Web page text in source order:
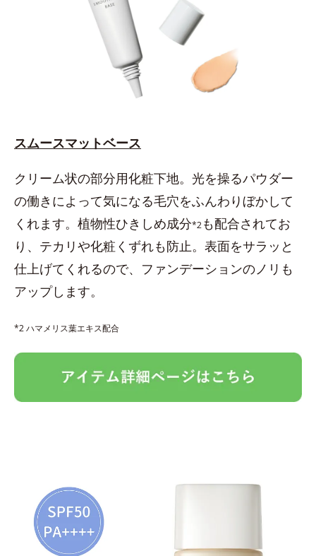
スムースマットベース
クリーム状の部分用化粧下地。光を操るパウダー
の働きによって気になる毛穴をふんわりぼかして
くれます。植物性ひきしめ成分*2も配合されてお
り、テカリや化粧くずれも防止。表面をサラッと
仕上げてくれるので、ファンデーションのノリも
アップします。
*2 ハマメリス葉エキス配合